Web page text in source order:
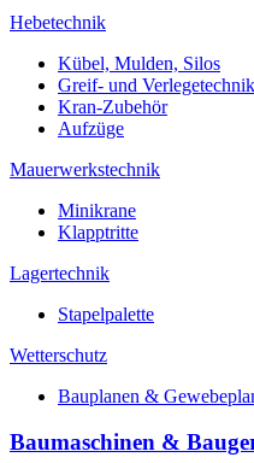
Hebetechnik
Kübel, Mulden, Silos
Greif- und Verlegetechnik
Kran-Zubehör
Aufzüge
Mauerwerkstechnik
Minikrane
Klapptritte
Lagertechnik
Stapelpalette
Wetterschutz
Bauplanen &
Baumaschinen &